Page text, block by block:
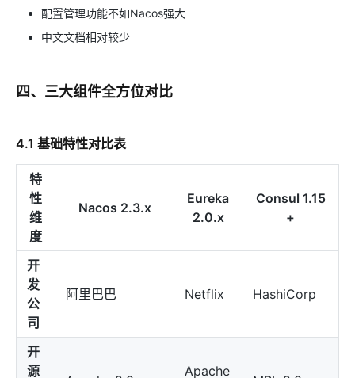
配置管理功能不如Nacos强大
中文文档相对较少
四、三大组件全方位对比
4.1 基础特性对比表
特
性
维
度
Nacos 2.3.x
Eureka
2.0.x
Consul 1.15
+
开
发
公
司
阿里巴巴 Netflix HashiCorp
开
源
Apache